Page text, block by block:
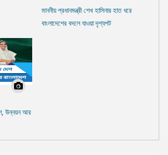
মাননীয় প্রধানমন্ত্রী শেখ হাসিনার হাত ধরে
বাংলাদেশের বদলে যাওয়া দৃশ্যপট
উন্নয়ন আর